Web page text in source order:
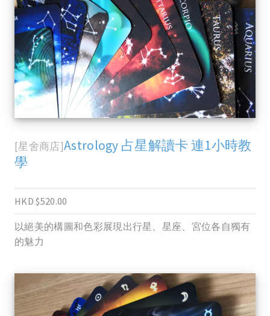
[星舍商店]Astrology 占星解讀卡 連1小時教
學
HKD $520.00
以絕美的構圖和色彩展現出行星、星座、宮位各自獨有
的魅力